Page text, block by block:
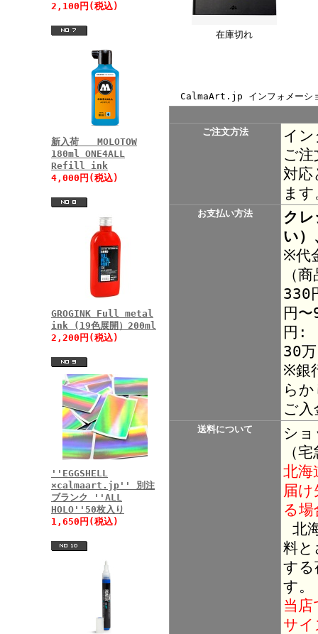
2,100円(税込)
新入荷 MOLOTOW
180ml ONE4ALL
Refill ink
4,000円(税込)
GROGINK Full metal
ink (19色展開）200ml
2,200円(税込)
''EGGSHELL
×calmaart.jp'' 別注
ブランク ''ALL
HOLO''50枚入り
1,650円(税込)
在庫切れ
CalmaArt.jp インフォメーシ
ご注文方法
イ
ご
対
ま
お支払い方法
ク
い）
※代
（
330
円
円:
30
※銀
ら
ご
送料について
シ
（
北海
届
る
北
料と
する
す。
当
サ